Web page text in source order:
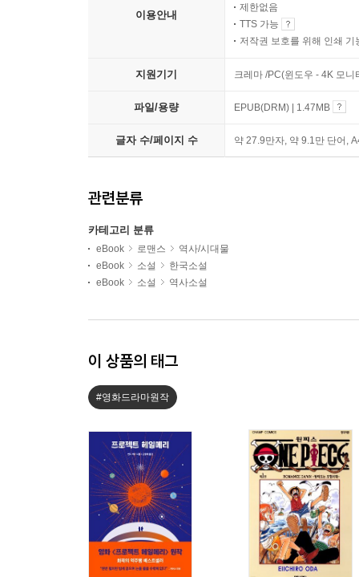
이용안내
제한없음
TTS 가능
저작권 보호를 위해 인쇄 기
지원기기 크레마 /PC(윈도우 - 4K 모
파일/용량 EPUB(DRM) | 1.47MB
글자 수/페이지 수 약 27.9만자, 약 9.1만 단어,
관련분류
카테고리 분류
eBook 로맨스
역사/시대물
eBook
소설
한국소설
eBook
소설 역사소설
이 상품의 태그
#영화드라마원작